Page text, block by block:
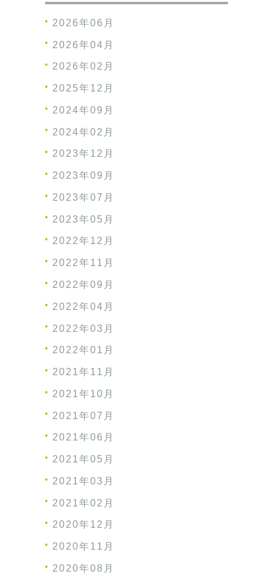
2026年06月
2026年04月
2026年02月
2025年12月
2024年09月
2024年02月
2023年12月
2023年09月
2023年07月
2023年05月
2022年12月
2022年11月
2022年09月
2022年04月
2022年03月
2022年01月
2021年11月
2021年10月
2021年07月
2021年06月
2021年05月
2021年03月
2021年02月
2020年12月
2020年11月
2020年08月